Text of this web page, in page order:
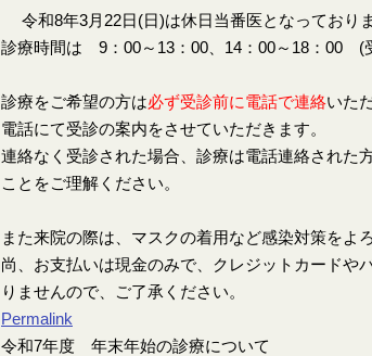
令和8年3月22日(日)は休日当番医となっており
診療時間は 9：00～13：00、14：00～18：00 (
診療をご希望の方は必ず受診前に電話で連絡いた
電話にて受診の案内をさせていただきます。
連絡なく受診された場合、診療は電話連絡された
ことをご理解ください。
また来院の際は、マスクの着用など感染対策をよ
尚、お支払いは現金のみで、クレジットカードや
りませんので、ご了承ください。
Permalink
令和7年度 年末年始の診療について